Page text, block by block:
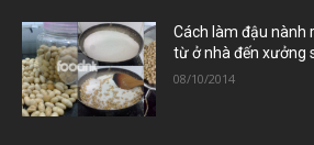
Cách làm đậu nành
từ ở nhà đến xưởng
08/10/2014